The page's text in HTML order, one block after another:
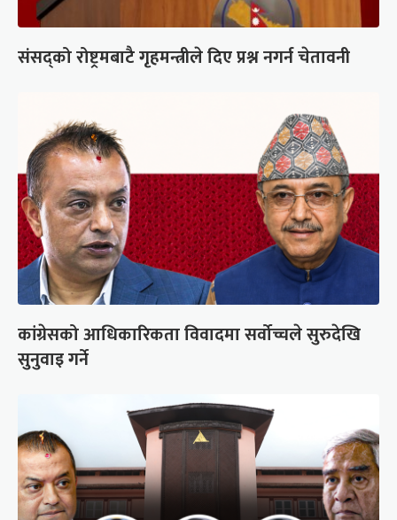
संसद्को रोष्ट्रमबाटै गृहमन्त्रीले दिए प्रश्न नगर्न चेतावनी
कांग्रेसको आधिकारिकता विवादमा सर्वोच्चले सुरुदेखि
सुनुवाइ गर्ने